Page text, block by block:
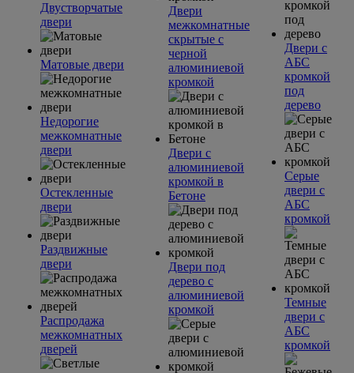
Двустворчатые
двери
Матовые двери
Недорогие
межкомнатные
двери
Остекленные
двери
Раздвижные
двери
Распродажа
межкомнатных
дверей
Двери
межкомнатные
скрытые с
черной
алюминиевой
кромкой
Двери с
алюминиевой
кромкой в
Бетоне
Двери под
дерево с
алюминиевой
кромкой
Двери с
АБС
кромкой
под
дерево
Серые
двери с
АБС
кромкой
Темные
двери с
АБС
кромкой